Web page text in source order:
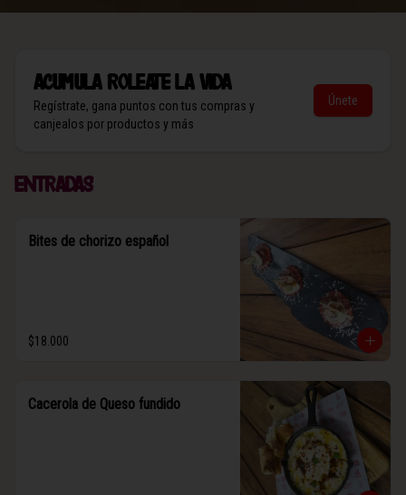
AcumulaRoleate la vida
Regístrate, gana puntos con tus compras y
canjealos por productos y más
Únete
Entradas
Bites de chorizo español
$18.000
Cacerola de Queso fundido